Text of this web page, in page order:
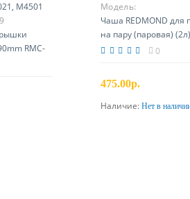
RMC-
Модель:
Чаша REDMOND для
на пару (паровая) (2л)
0
475.00р.
Предзаказ
Наличие: Нет в